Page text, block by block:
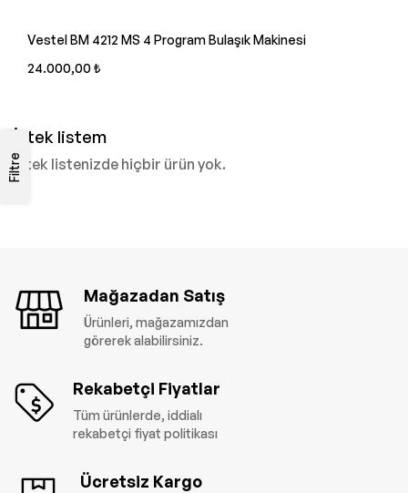
Vestel BM 4212 MS 4 Program Bulaşık Makinesi
24.000,00 ₺
Filtre
İstek listem
İstek listenizde hiçbir ürün yok.
Mağazadan Satış
Ürünleri, mağazamızdan
görerek alabilirsiniz.
Rekabetçi Fiyatlar
Tüm ürünlerde, iddialı
rekabetçi fiyat politikası
Ücretsiz Kargo